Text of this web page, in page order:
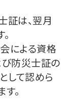
証は、翌月
による資格
び防災士証の
して認めら
。